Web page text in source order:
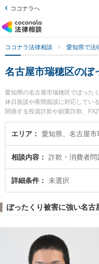
ココナラへ
ココナラ法律相談 愛知県で法
名古屋市瑞穂区のぼ
愛知県の名古屋市瑞穂区でぼった
休日面談や夜間面談に対応してい
関係する投資詐欺や副業詐欺、FX
便利です。特に名古屋みずほ法律
や弁護士費用、強みなどが注目さ
談無料でぼったくり被害を法律相
約したい』などでお困りの相談者
エリア 愛知県、名古屋市
相談内容 詐欺・消費者
詳細条件 未選択
ぼったくり被害に強い名古